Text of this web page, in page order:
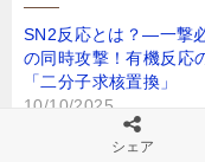
SN2反応とは？―一撃
の同時攻撃！有機反応
「二分子求核置換」
10/10/2025
シェア